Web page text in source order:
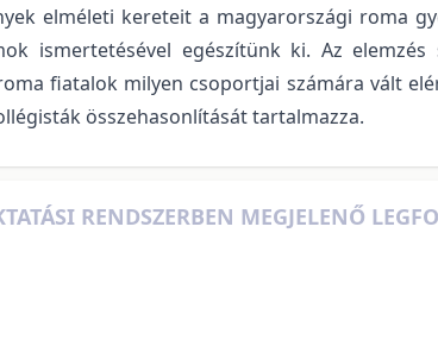
elméleti kereteit a magyarországi roma
ismertetésével egészítünk ki. Az
fiatalok milyen csoportjai számára vált
összehasonlítását tartalmazza.
RENDSZERBEN MEGJELENŐ